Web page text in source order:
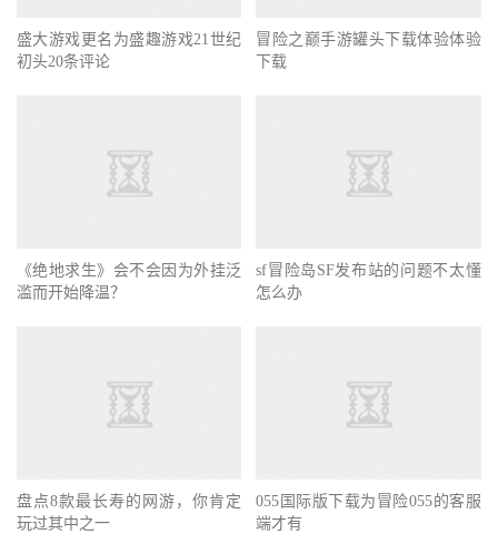
初头20条评论
冒险之巅手游罐头下载体验体验
下载
《绝地求生》会不会因为外挂泛
滥而开始降温？
sf冒险岛SF发布站的问题不太懂
怎么办
盘点8款最长寿的网游，你肯定
玩过其中之一
055国际版下载为冒险055的客服
端才有